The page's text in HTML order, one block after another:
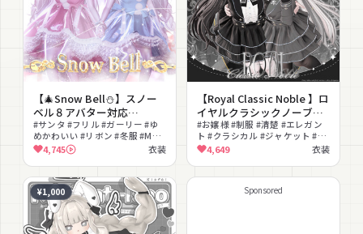
【🎄Snow Bell⛄】スノー
ベル８アバター対応
Radiant-iseo
#サンタ #フリル #ガーリー #ゆ
めかわいい #リボン #冬服 #MA
対応 #lilToon対応 #ケープ #セ
ーラー
4,745 衣装
【Royal Classic Noble 】ロ
イヤルクラシックノーブル
11アバター対応Radiant-
iseo
#お嬢様 #制服 #清楚 #エレガン
ト #クラシカル #ジャケット #チ
ェック柄 #セットアップ
#lilToon対応 #メガネ
4,649 衣装
¥1,000 Sponsored